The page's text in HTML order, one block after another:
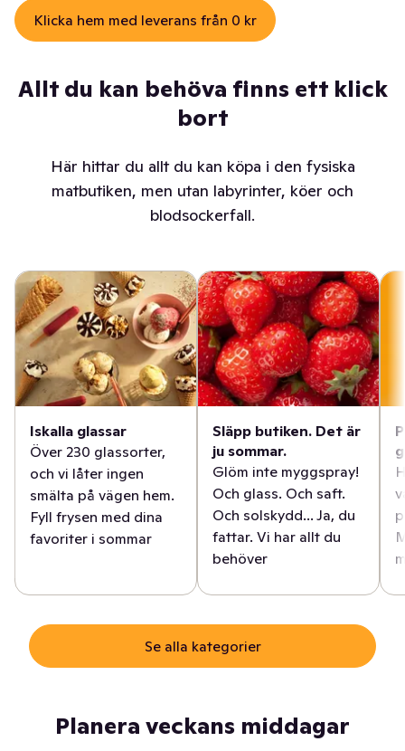
Klicka hem med leverans från 0 kr
Allt du kan behöva finns ett klick
bort
Här hittar du allt du kan köpa i den fysiska
matbutiken, men utan labyrinter, köer och
blodsockerfall.
Iskalla glassar
Över 230 glassorter,
och vi låter ingen
smälta på vägen hem.
Fyll frysen med dina
favoriter i sommar
Släpp butiken. Det är
ju sommar.
Glöm inte myggspray!
Och glass. Och saft.
Och solskydd... Ja, du
fattar. Vi har allt du
behöver
Se alla kategorier
Planera veckans middagar